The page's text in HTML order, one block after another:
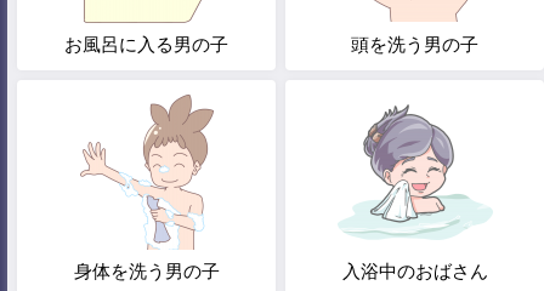
お風呂に入る男の子 頭を洗う男の子
身体を洗う男の子 入浴中のおばさん